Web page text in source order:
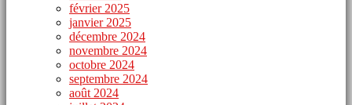
février 2025
janvier 2025
décembre 2024
novembre 2024
octobre 2024
septembre 2024
août 2024